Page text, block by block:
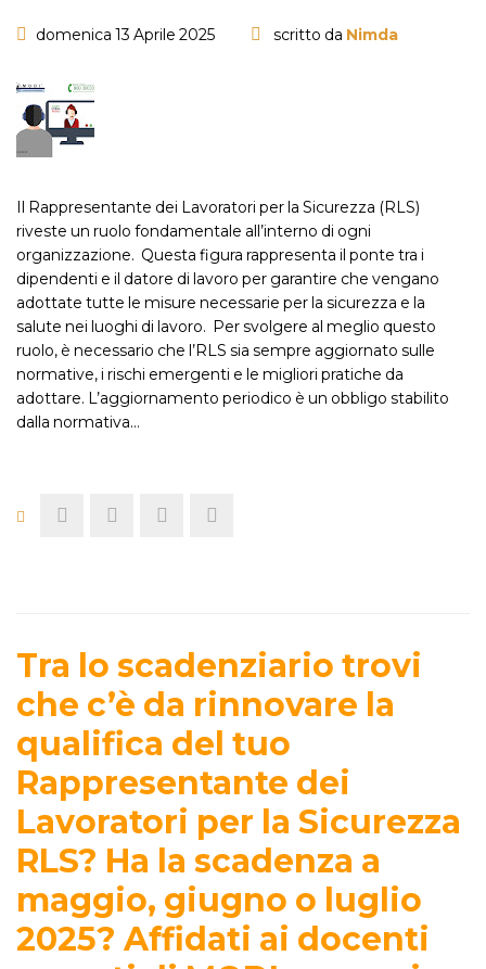
domenica 13 Aprile 2025 scritto da Nimda
Il Rappresentante dei Lavoratori per la Sicurezza (RLS)
riveste un ruolo fondamentale all’interno di ogni
organizzazione. Questa figura rappresenta il ponte tra i
dipendenti e il datore di lavoro per garantire che vengano
adottate tutte le misure necessarie per la sicurezza e la
salute nei luoghi di lavoro. Per svolgere al meglio questo
ruolo, è necessario che l’RLS sia sempre aggiornato sulle
normative, i rischi emergenti e le migliori pratiche da
adottare. L’aggiornamento periodico è un obbligo stabilito
dalla normativa…
Tra lo scadenziario trovi
che c’è da rinnovare la
qualifica del tuo
Rappresentante dei
Lavoratori per la Sicurezza
RLS? Ha la scadenza a
maggio, giugno o luglio
2025? Affidati ai docenti